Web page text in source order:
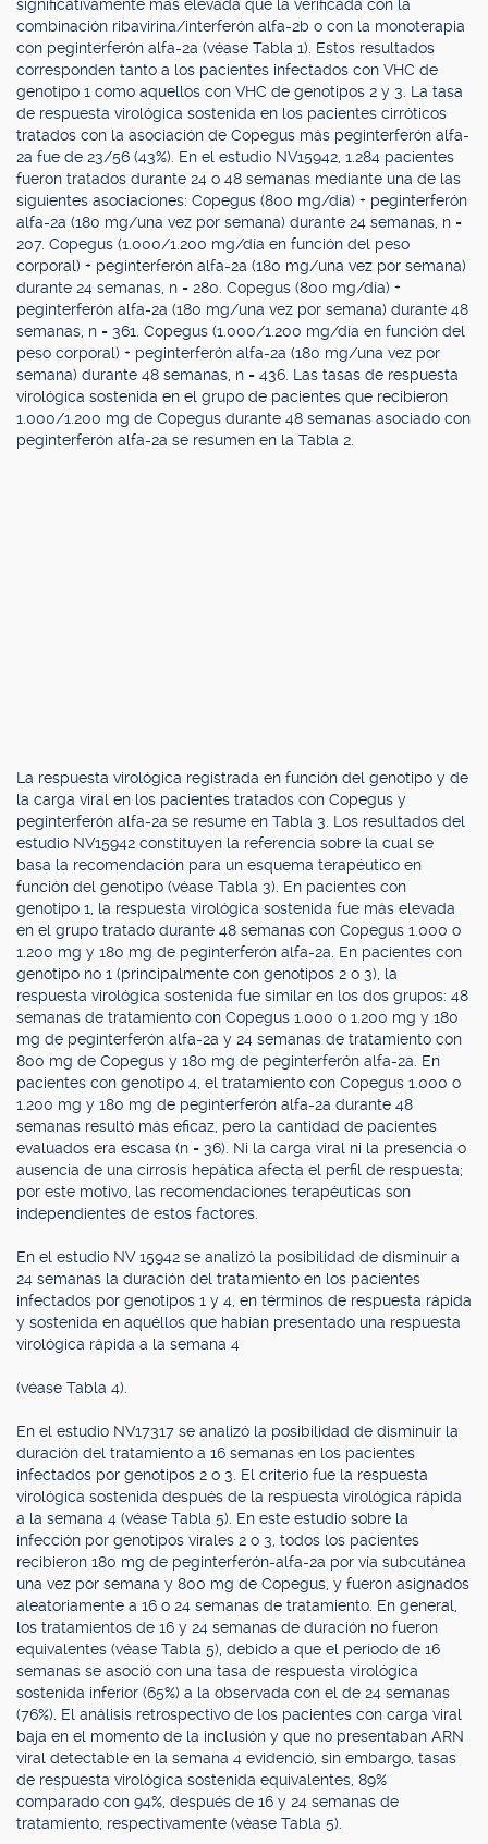
significativamente más elevada que la verificada con la
combinación ribavirina/interferón alfa-2b o con la monoterapia
con peginterferón alfa-2a (véase Tabla 1). Estos resultados
corresponden tanto a los pacientes infectados con VHC de
genotipo 1 como aquellos con VHC de genotipos 2 y 3. La tasa
de respuesta virológica sostenida en los pacientes cirróticos
tratados con la asociación de Copegus más peginterferón alfa-
2a fue de 23/56 (43%). En el estudio NV15942, 1.284 pacientes
fueron tratados durante 24 o 48 semanas mediante una de las
siguientes asociaciones: Copegus (800 mg/día) + peginterferón
alfa-2a (180 mg/una vez por semana) durante 24 semanas, n =
207. Copegus (1.000/1.200 mg/día en función del peso
corporal) + peginterferón alfa-2a (180 mg/una vez por semana)
durante 24 semanas, n = 280. Copegus (800 mg/día) +
peginterferón alfa-2a (180 mg/una vez por semana) durante 48
semanas, n = 361. Copegus (1.000/1.200 mg/día en función del
peso corporal) + peginterferón alfa-2a (180 mg/una vez por
semana) durante 48 semanas, n = 436. Las tasas de respuesta
virológica sostenida en el grupo de pacientes que recibieron
1.000/1.200 mg de Copegus durante 48 semanas asociado con
peginterferón alfa-2a se resumen en la Tabla 2.
La respuesta virológica registrada en función del genotipo y de
la carga viral en los pacientes tratados con Copegus y
peginterferón alfa-2a se resume en Tabla 3. Los resultados del
estudio NV15942 constituyen la referencia sobre la cual se
basa la recomendación para un esquema terapéutico en
función del genotipo (véase Tabla 3). En pacientes con
genotipo 1, la respuesta virológica sostenida fue más elevada
en el grupo tratado durante 48 semanas con Copegus 1.000 o
1.200 mg y 180 mg de peginterferón alfa-2a. En pacientes con
genotipo no 1 (principalmente con genotipos 2 o 3), la
respuesta virológica sostenida fue similar en los dos grupos: 48
semanas de tratamiento con Copegus 1.000 o 1.200 mg y 180
mg de peginterferón alfa-2a y 24 semanas de tratamiento con
800 mg de Copegus y 180 mg de peginterferón alfa-2a. En
pacientes con genotipo 4, el tratamiento con Copegus 1.000 o
1.200 mg y 180 mg de peginterferón alfa-2a durante 48
semanas resultó más eficaz, pero la cantidad de pacientes
evaluados era escasa (n = 36). Ni la carga viral ni la presencia o
ausencia de una cirrosis hepática afecta el perfil de respuesta;
por este motivo, las recomendaciones terapéuticas son
independientes de estos factores.
En el estudio NV 15942 se analizó la posibilidad de disminuir a
24 semanas la duración del tratamiento en los pacientes
infectados por genotipos 1 y 4, en términos de respuesta rápida
y sostenida en aquéllos que habían presentado una respuesta
virológica rápida a la semana 4
(véase Tabla 4).
En el estudio NV17317 se analizó la posibilidad de disminuir la
duración del tratamiento a 16 semanas en los pacientes
infectados por genotipos 2 o 3. El criterio fue la respuesta
virológica sostenida después de la respuesta virológica rápida
a la semana 4 (véase Tabla 5). En este estudio sobre la
infección por genotipos virales 2 o 3, todos los pacientes
recibieron 180 mg de peginterferón-alfa-2a por vía subcutánea
una vez por semana y 800 mg de Copegus, y fueron asignados
aleatoriamente a 16 o 24 semanas de tratamiento. En general,
los tratamientos de 16 y 24 semanas de duración no fueron
equivalentes (véase Tabla 5), debido a que el período de 16
semanas se asoció con una tasa de respuesta virológica
sostenida inferior (65%) a la observada con el de 24 semanas
(76%). El análisis retrospectivo de los pacientes con carga viral
baja en el momento de la inclusión y que no presentaban ARN
viral detectable en la semana 4 evidenció, sin embargo, tasas
de respuesta virológica sostenida equivalentes, 89%
comparado con 94%, después de 16 y 24 semanas de
tratamiento, respectivamente (véase Tabla 5).